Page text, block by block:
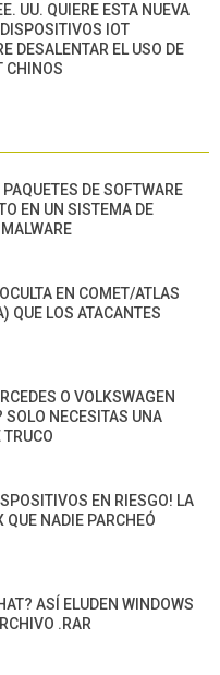
UU. QUIERE ESTA NUEVA
IOT
DESALENTAR EL USO DE
CHINOS
DE SOFTWARE
EN UN SISTEMA DE
EN COMET/ATLAS
QUE LOS ATACANTES
O VOLKSWAGEN
SOLO NECESITAS UNA
TRUCO
EN RIESGO! LA
QUE NADIE PARCHEÓ
ASÍ ELUDEN WINDOWS
.RAR